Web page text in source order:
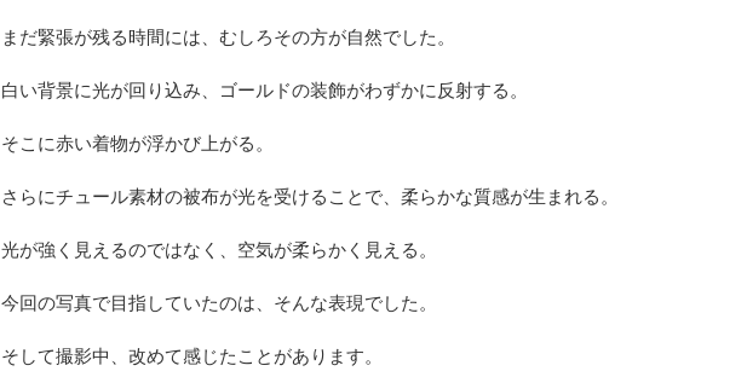
まだ緊張が残る時間には、むしろその方が自然でした。
白い背景に光が回り込み、ゴールドの装飾がわずかに反射する。
そこに赤い着物が浮かび上がる。
さらにチュール素材の被布が光を受けることで、柔らかな質感が生まれる。
光が強く見えるのではなく、空気が柔らかく見える。
今回の写真で目指していたのは、そんな表現でした。
そして撮影中、改めて感じたことがあります。